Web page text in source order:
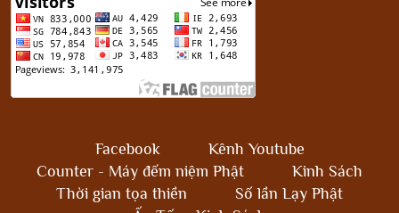
Facebook
Kênh Youtube
Counter - Máy đếm niệm Phật
Kinh Sách
Thời gian tọa thiền
Số lần Lạy Phật